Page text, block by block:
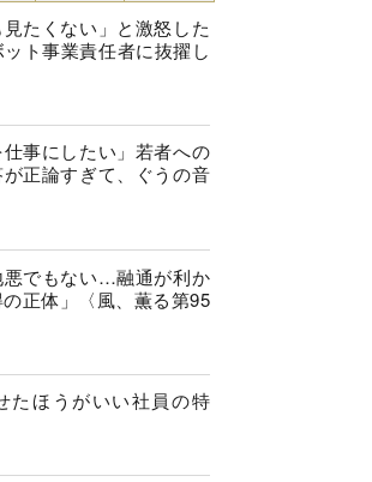
たくない」と激怒した
ト事業責任者に抜擢し
仕事にしたい」若者への
正論すぎて、ぐうの音
悪でもない…融通が利か
正体」〈風、薫る第95
たほうがいい社員の特